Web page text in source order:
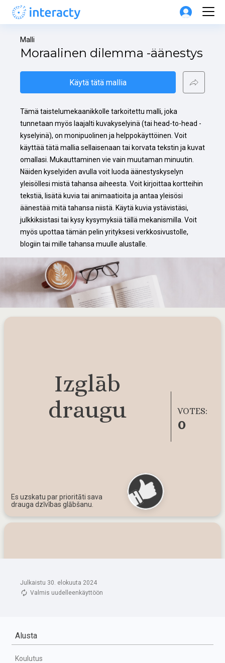
Julkaistu 30. elokuuta 2024
Valmis uudelleenkäyttöön
Malli
Moraalinen dilemma -äänestys
Käytä tätä mallia
Tämä taistelumekaanikkolle tarkoitettu malli, joka
tunnetaan myös laajalti kuvakyselyinä (tai head-to-head -
kyselyinä), on monipuolinen ja helppokäyttöinen. Voit
käyttää tätä mallia sellaisenaan tai korvata tekstin ja kuvat
omallasi. Mukauttaminen vie vain muutaman minuutin.
Näiden kyselyiden avulla voit luoda äänestyskyselyn
yleisöllesi mistä tahansa aiheesta. Voit kirjoittaa kortteihin
tekstiä, lisätä kuvia tai animaatioita ja antaa yleisösi
äänestää mitä tahansa niistä. Käytä kuvia ystävistäsi,
julkkiksistasi tai kysy kysymyksiä tällä mekanismilla. Voit
myös upottaa tämän pelin yrityksesi verkkosivustolle,
blogiin tai mille tahansa muulle alustalle.
Alusta
Koulutus